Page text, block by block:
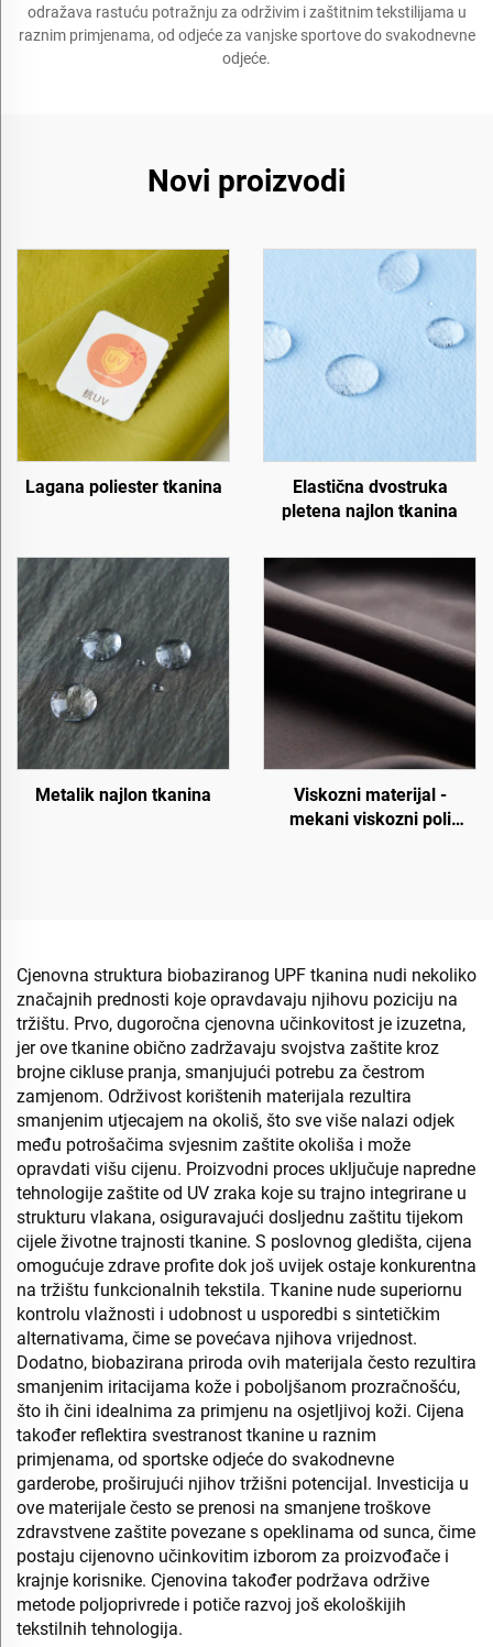
odražava rastuću potražnju za održivim i zaštitnim tekstilijama u
raznim primjenama, od odjeće za vanjske sportove do svakodnevne
odjeće.
Novi proizvodi
Lagana poliester tkanina
Elastična dvostruka
pletena najlon tkanina
Metalik najlon tkanina
Viskozni materijal -
mekani viskozni poli
Cjenovna struktura biobaziranog UPF tkanina nudi nekoliko
značajnih prednosti koje opravdavaju njihovu poziciju na
tržištu. Prvo, dugoročna cjenovna učinkovitost je izuzetna,
jer ove tkanine obično zadržavaju svojstva zaštite kroz
brojne cikluse pranja, smanjujući potrebu za čestrom
zamjenom. Održivost korištenih materijala rezultira
smanjenim utjecajem na okoliš, što sve više nalazi odjek
među potrošačima svjesnim zaštite okoliša i može
opravdati višu cijenu. Proizvodni proces uključuje napredne
tehnologije zaštite od UV zraka koje su trajno integrirane u
strukturu vlakana, osiguravajući dosljednu zaštitu tijekom
cijele životne trajnosti tkanine. S poslovnog gledišta, cijena
omogućuje zdrave profite dok još uvijek ostaje konkurentna
na tržištu funkcionalnih tekstila. Tkanine nude superiornu
kontrolu vlažnosti i udobnost u usporedbi s sintetičkim
alternativama, čime se povećava njihova vrijednost.
Dodatno, biobazirana priroda ovih materijala često rezultira
smanjenim iritacijama kože i poboljšanom prozračnošću,
što ih čini idealnima za primjenu na osjetljivoj koži. Cijena
također reflektira svestranost tkanine u raznim
primjenama, od sportske odjeće do svakodnevne
garderobe, proširujući njihov tržišni potencijal. Investicija u
ove materijale često se prenosi na smanjene troškove
zdravstvene zaštite povezane s opeklinama od sunca, čime
postaju cijenovno učinkovitim izborom za proizvođače i
krajnje korisnike. Cjenovina također podržava održive
metode poljoprivrede i potiče razvoj još ekološkijih
tekstilnih tehnologija.